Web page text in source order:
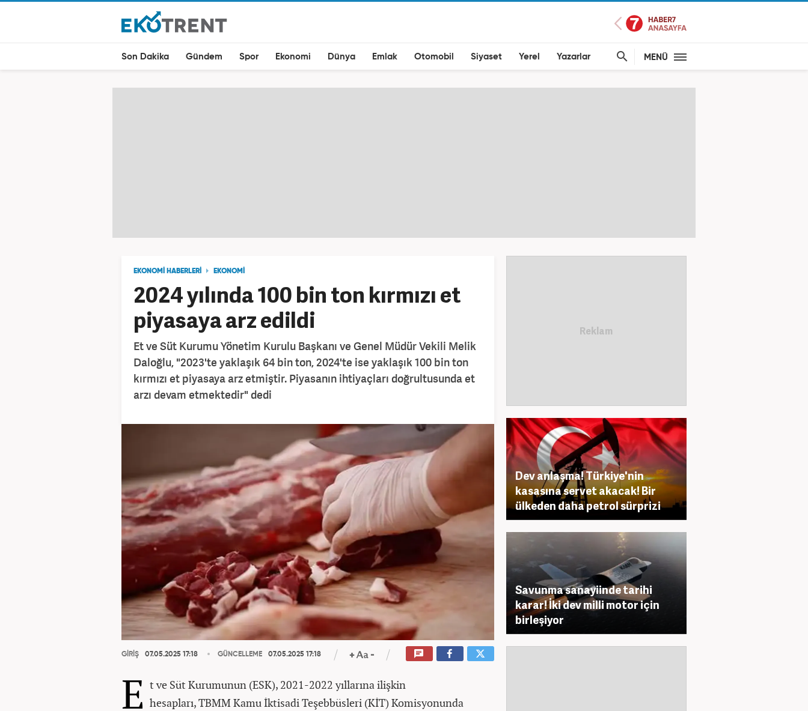
Son Dakika Gündem Spor Ekonomi Dünya Emlak Otomobil Siyaset Yerel Yazarlar MENÜ
EKONOMİ HABERLERİ EKONOMİ
2024 yılında 100 bin ton kırmızı et
piyasaya arz edildi
Et ve Süt Kurumu Yönetim Kurulu Başkanı ve Genel Müdür Vekili Melik
Daloğlu, "2023'te yaklaşık 64 bin ton, 2024'te ise yaklaşık 100 bin ton
kırmızı et piyasaya arz etmiştir. Piyasanın ihtiyaçları doğrultusunda et
arzı devam etmektedir" dedi
GİRİŞ 07.05.2025 17:18 GÜNCELLEME 07.05.2025 17:18
E t ve Süt Kurumunun (ESK), 2021-2022 yıllarına ilişkin
hesapları, TBMM Kamu İktisadi Teşebbüsleri (KİT) Komisyonunda
Dev anlaşma! Türkiye'nin
kasasına servet akacak! Bir
ülkeden daha petrol sürprizi
Savunma sanayiinde tarihi
karar! İki dev milli motor için
birleşiyor